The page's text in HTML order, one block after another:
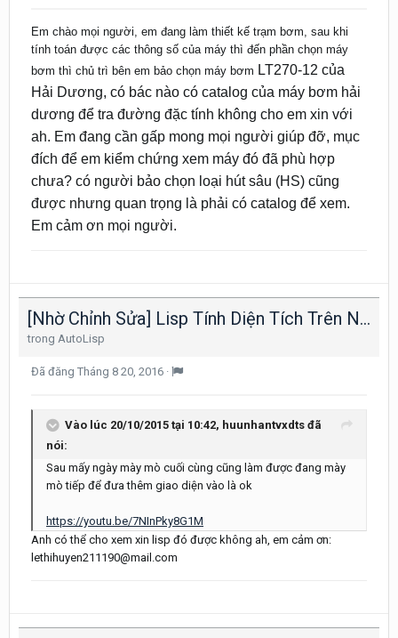
Em chào mọi người, em đang làm thiết kế trạm bơm, sau khi
tính toán được các thông số của máy thì đến phần chọn máy
bơm thì chủ trì bên em bảo chọn máy bơm LT270-12 của
Hải Dương, có bác nào có catalog của máy bơm hải
dương để tra đường đặc tính không cho em xin với
ah. Em đang cần gấp mong mọi người giúp đỡ, mục
đích để em kiểm chứng xem máy đó đã phù hợp
chưa? có người bảo chọn loại hút sâu (HS) cũng
được nhưng quan trọng là phải có catalog để xem.
Em cảm ơn mọi người.
[Nhờ Chỉnh Sửa] Lisp Tính Diện Tích Trên Nhiều Trắc Ngang
trong AutoLisp
Đã đăng Tháng 8 20, 2016 ·
Vào lúc 20/10/2015 tại 10:42, huunhantvxdts đã
nói:
Sau mấy ngày mày mò cuối cùng cũng làm được đang mày
mò tiếp để đưa thêm giao diện vào là ok
https://youtu.be/7NInPky8G1M
Anh có thể cho xem xin lisp đó được không ah, em cảm ơn:
lethihuyen211190@mail.com